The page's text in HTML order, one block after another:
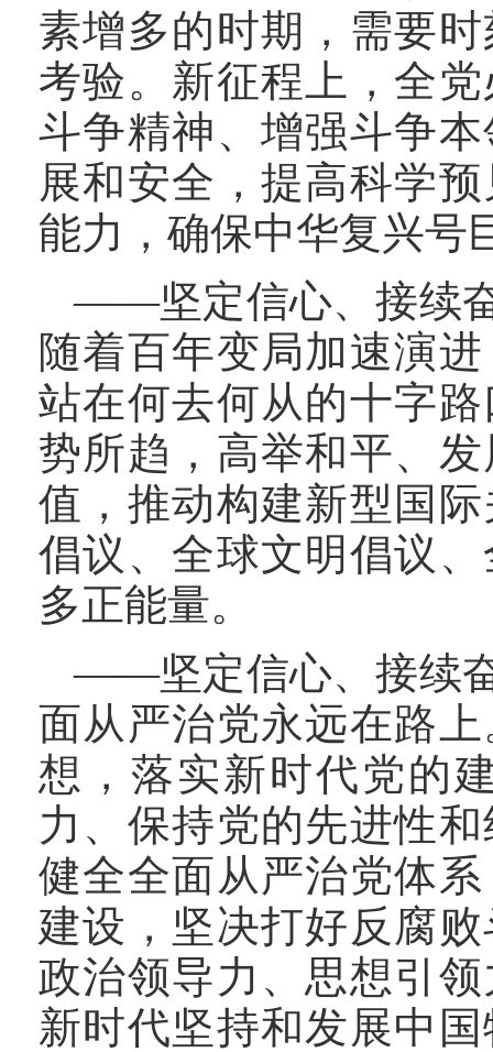
素增多的时期，需要
考验。新征程上，全
斗争精神、增强斗争
展和安全，提高科学
能力，确保中华复兴号
——坚定信心、接续
随着百年变局加速演
站在何去何从的十字
势所趋，高举和平、
值，推动构建新型国
倡议、全球文明倡议
多正能量。
——坚定信心、接续
面从严治党永远在路
想，落实新时代党的
力、保持党的先进性
健全全面从严治党体
建设，坚决打好反腐
政治领导力、思想引
新时代坚持和发展中